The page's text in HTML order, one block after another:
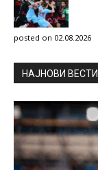
posted on 02.08.2026
НAЈНОВИ ВЕСТИ